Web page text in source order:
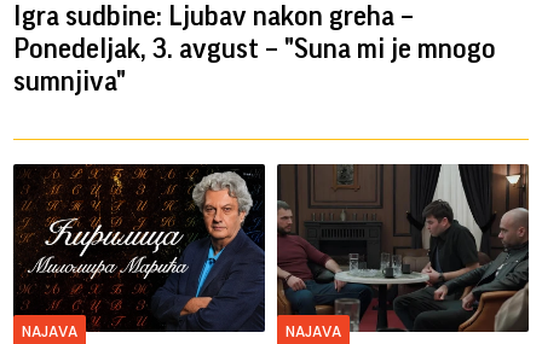
Igra sudbine: Ljubav nakon greha –
Ponedeljak, 3. avgust – "Suna mi je mnogo
sumnjiva"
NAJAVA NAJAVA